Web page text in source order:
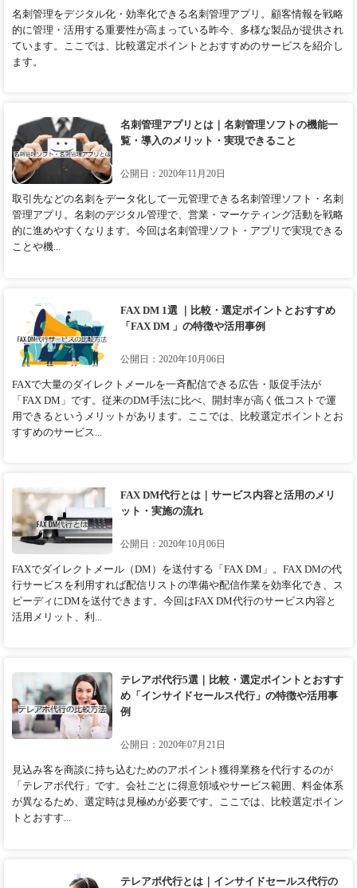
名刺管理をデジタル化・効率化できる名刺管理アプリ。顧客情報を戦略
的に管理・活用する重要性が高まっている昨今、多様な製品が提供され
ています。ここでは、比較選定ポイントとおすすめのサービスを紹介し
ます。
名刺管理アプリとは｜名刺管理ソフトの機能一
覧・導入のメリット・実現できること
公開日：2020年11月20日
取引先などの名刺をデータ化して一元管理できる名刺管理ソフト・名刺
管理アプリ。名刺のデジタル管理で、営業・マーケティング活動を戦略
的に進めやすくなります。今回は名刺管理ソフト・アプリで実現できる
ことや機...
FAX DM 1選 ｜比較・選定ポイントとおすすめ
「FAX DM 」の特徴や活用事例
公開日：2020年10月06日
FAXで大量のダイレクトメールを一斉配信できる広告・販促手法が
「FAX DM」です。従来のDM手法に比べ、開封率が高く低コストで運
用できるというメリットがあります。ここでは、比較選定ポイントとお
すすめのサービス...
FAX DM代行とは｜サービス内容と活用のメリ
ット・実施の流れ
公開日：2020年10月06日
FAXでダイレクトメール（DM）を送付する「FAX DM」。FAX DMの代
行サービスを利用すれば配信リストの準備や配信作業を効率化でき、ス
ピーディにDMを送付できます。今回はFAX DM代行のサービス内容と
活用メリット、利...
テレアポ代行5選｜比較・選定ポイントとおすす
め「インサイドセールス代行」の特徴や活用事
例
公開日：2020年07月21日
見込み客を商談に持ち込むためのアポイント獲得業務を代行するのが
「テレアポ代行」です。会社ごとに得意領域やサービス範囲、料金体系
が異なるため、選定時は見極めが必要です。ここでは、比較選定ポイン
トとおすす...
テレアポ代行とは｜インサイドセールス代行の